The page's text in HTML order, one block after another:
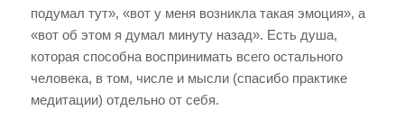
подумал тут», «вот у меня возникла такая эмоция», а
«вот об этом я думал минуту назад». Есть душа,
которая способна воспринимать всего остального
человека, в том, числе и мысли (спасибо практике
медитации) отдельно от себя.